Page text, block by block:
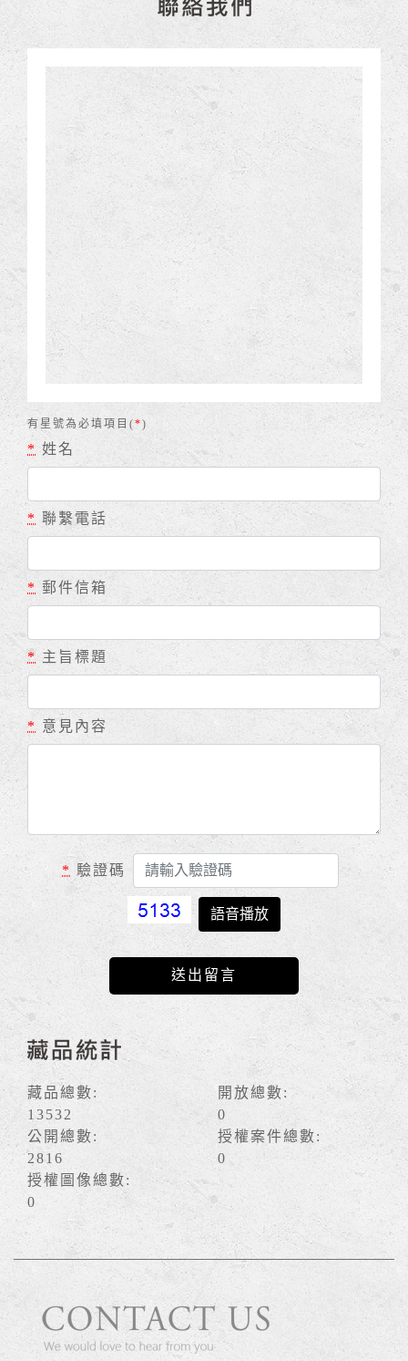
有星號為必填項目(*)
* 姓名
* 聯繫電話
* 郵件信箱
*主旨標題
* 意見內容
* 驗證碼
語音播放
藏品統計
藏品總數:
13532
開放總數:
0
公開總數:
2816
授權案件總數:
0
授權圖像總數:
0